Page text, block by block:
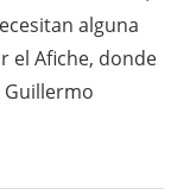
alguna
el Afiche, donde